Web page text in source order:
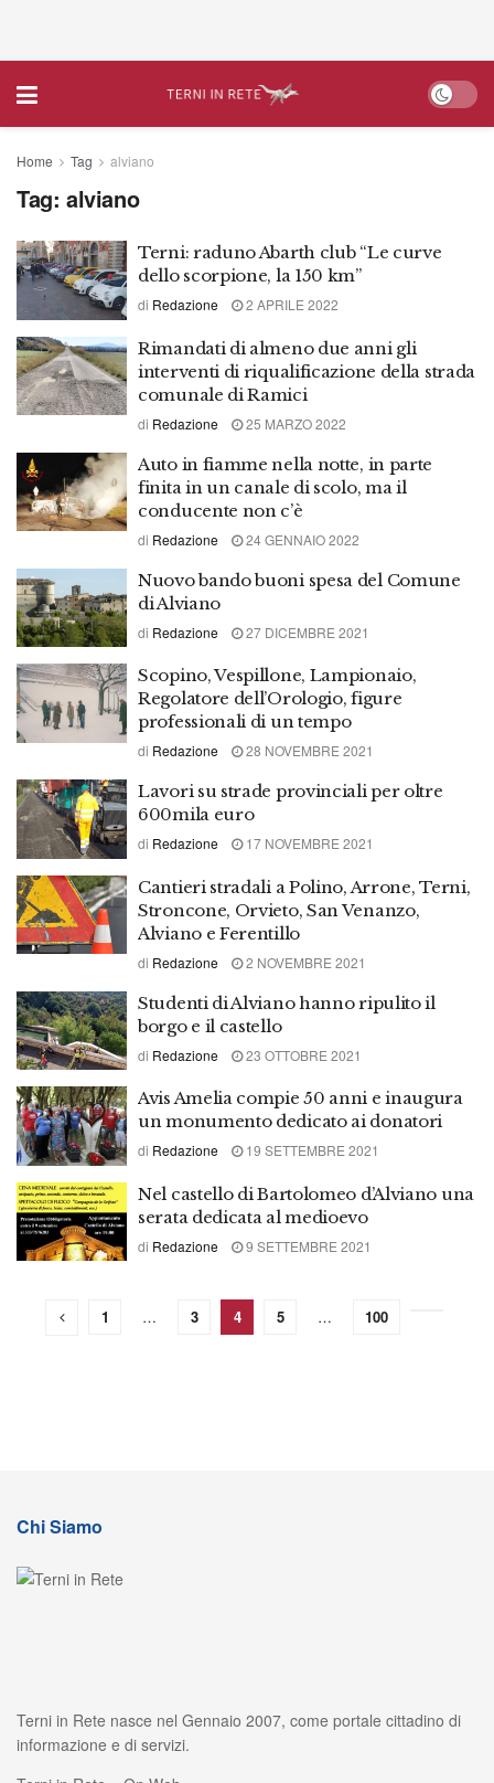
Home Tag alviano
Tag: alviano
Terni: raduno Abarth club “Le curve
dello scorpione, la 150 km”
di Redazione 2 APRILE 2022
Rimandati di almeno due anni gli
interventi di riqualificazione della strada
comunale di Ramici
di Redazione 25 MARZO 2022
Auto in fiamme nella notte, in parte
finita in un canale di scolo, ma il
conducente non c’è
di Redazione 24 GENNAIO 2022
Nuovo bando buoni spesa del Comune
di Alviano
di Redazione 27 DICEMBRE 2021
Scopino, Vespillone, Lampionaio,
Regolatore dell’Orologio, figure
professionali di un tempo
di Redazione 28 NOVEMBRE 2021
Lavori su strade provinciali per oltre
600mila euro
di Redazione 17 NOVEMBRE 2021
Cantieri stradali a Polino, Arrone, Terni,
Stroncone, Orvieto, San Venanzo,
Alviano e Ferentillo
di Redazione 2 NOVEMBRE 2021
Studenti di Alviano hanno ripulito il
borgo e il castello
di Redazione 23 OTTOBRE 2021
Avis Amelia compie 50 anni e inaugura
un monumento dedicato ai donatori
di Redazione 19 SETTEMBRE 2021
Nel castello di Bartolomeo d’Alviano una
serata dedicata al medioevo
di Redazione 9 SETTEMBRE 2021
1 … 3 4 5 … 100
Chi Siamo
Terni in Rete nasce nel Gennaio 2007, come portale cittadino di
informazione e di servizi.